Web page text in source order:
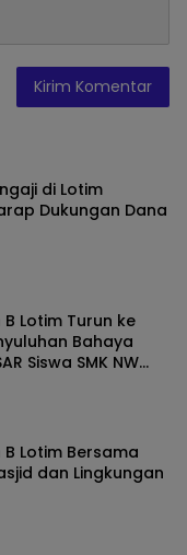
di Lotim
Dukungan Dana
Lotim Turun ke
Bahaya
Siswa SMK NW
Lotim Bersama
dan Lingkungan